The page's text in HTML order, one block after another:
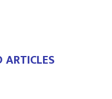
ARTICLES